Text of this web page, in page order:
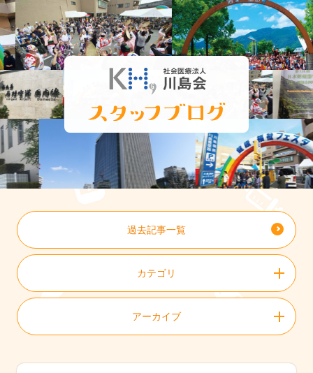
過去記事一覧
カテゴリ
アーカイブ